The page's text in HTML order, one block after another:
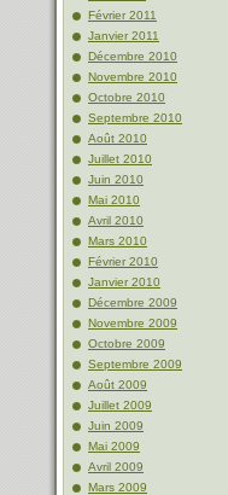
Février 2011
Janvier 2011
Décembre 2010
Novembre 2010
Octobre 2010
Septembre 2010
Août 2010
Juillet 2010
Juin 2010
Mai 2010
Avril 2010
Mars 2010
Février 2010
Janvier 2010
Décembre 2009
Novembre 2009
Octobre 2009
Septembre 2009
Août 2009
Juillet 2009
Juin 2009
Mai 2009
Avril 2009
Mars 2009